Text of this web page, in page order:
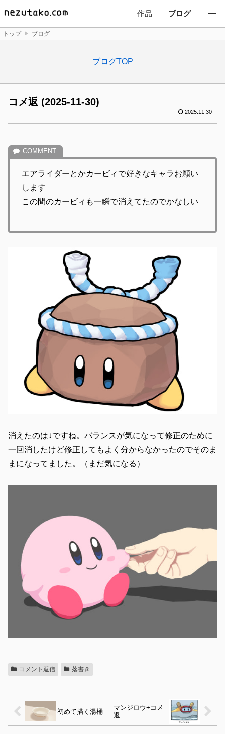
作品 ブログ
トップ ブログ
ブログTOP
コメ返 (2025-11-30)
2025.11.30
エアライダーとかカービィで好きなキャラお願い
します
この間のカービィも一瞬で消えてたのでかなしい
消えたのは↓ですね。バランスが気になって修正のために
一回消したけど修正してもよく分からなかったのでそのま
まになってました。（まだ気になる）
コメント返信 落書き
初めて描く湯桶
マンジロウ+コメ
返